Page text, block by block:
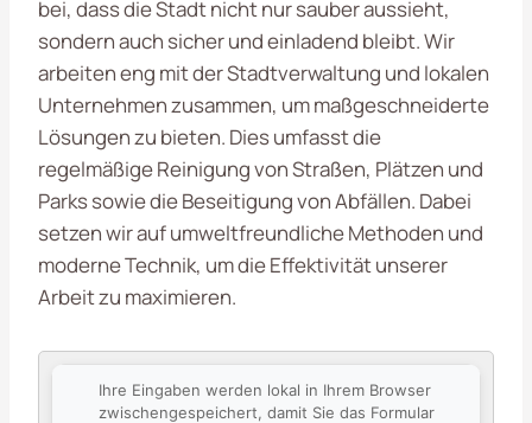
bei, dass die Stadt nicht nur sauber aussieht,
sondern auch sicher und einladend bleibt. Wir
arbeiten eng mit der Stadtverwaltung und lokalen
Unternehmen zusammen, um maßgeschneiderte
Lösungen zu bieten. Dies umfasst die
regelmäßige Reinigung von Straßen, Plätzen und
Parks sowie die Beseitigung von Abfällen. Dabei
setzen wir auf umweltfreundliche Methoden und
moderne Technik, um die Effektivität unserer
Arbeit zu maximieren.
Ihre Eingaben werden lokal in Ihrem Browser
zwischengespeichert, damit Sie das Formular